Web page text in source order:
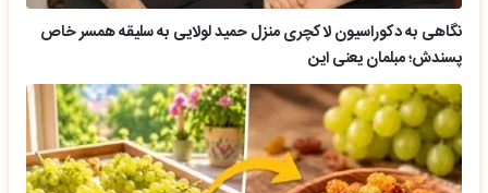
نگاهی به دکوراسیون لاکچری منزل حمید لولایی به سلیقه همسر خاص
پسندش؛ مبلمان یعنی این